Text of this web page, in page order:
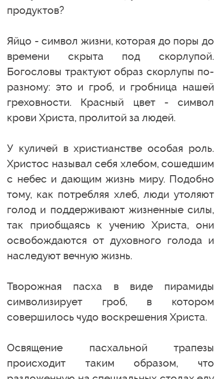
продуктов?
Яйцо - символ жизни, которая до поры до
времени скрыта под скорлупой.
Богословы трактуют образ скорлупы по-
разному: это и гроб, и гробница нашей
греховности. Красный цвет - символ
крови Христа, пролитой за людей.
У куличей в христианстве особая роль.
Христос называл себя хлебом, сошедшим
с небес и дающим жизнь миру. Подобно
тому, как потребляя хлеб, люди утоляют
голод и поддерживают жизненные силы,
так приобщаясь к учению Христа, они
освобождаются от духовного голода и
наследуют вечную жизнь.
Творожная пасха в виде пирамиды
символизирует гроб, в котором
совершилось чудо воскрешения Христа.
Освящение пасхальной трапезы
происходит таким образом, что